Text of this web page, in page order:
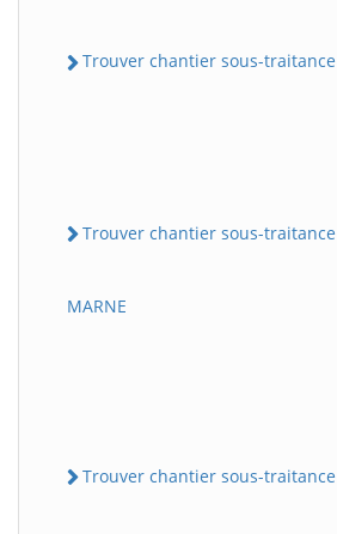
Trouver chantier sous-traitance
Trouver chantier sous-traitance
MARNE
Trouver chantier sous-traitance